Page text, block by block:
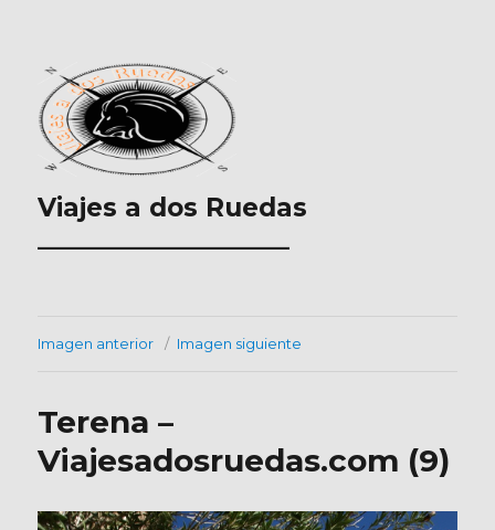
Viajes a dos Ruedas
___________________
Imagen anterior Imagen siguiente
Terena –
Viajesadosruedas.com (9)